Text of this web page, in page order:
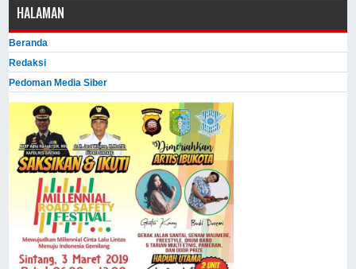
HALAMAN
Beranda
Redaksi
Pedoman Media Siber